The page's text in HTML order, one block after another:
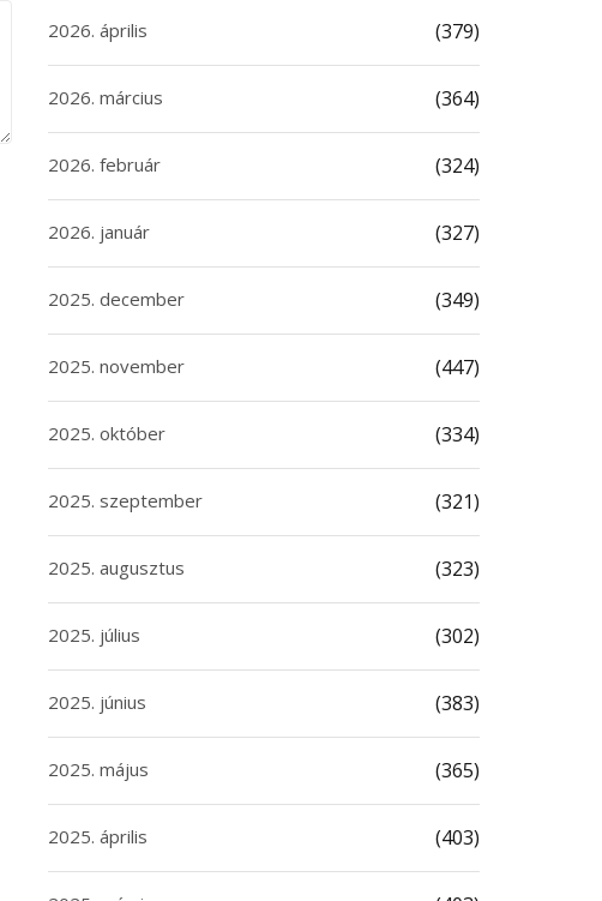
2026. április (379)
2026. március (364)
2026. február (324)
2026. január (327)
2025. december (349)
2025. november (447)
2025. október (334)
2025. szeptember (321)
2025. augusztus (323)
2025. július (302)
2025. június (383)
2025. május (365)
2025. április (403)